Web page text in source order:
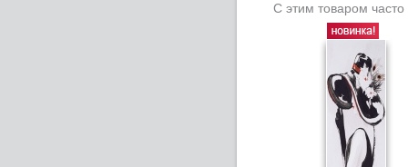
С этим товаром часто